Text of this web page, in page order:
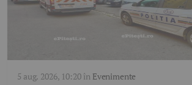
5 aug. 2026, 10:20în Evenimente